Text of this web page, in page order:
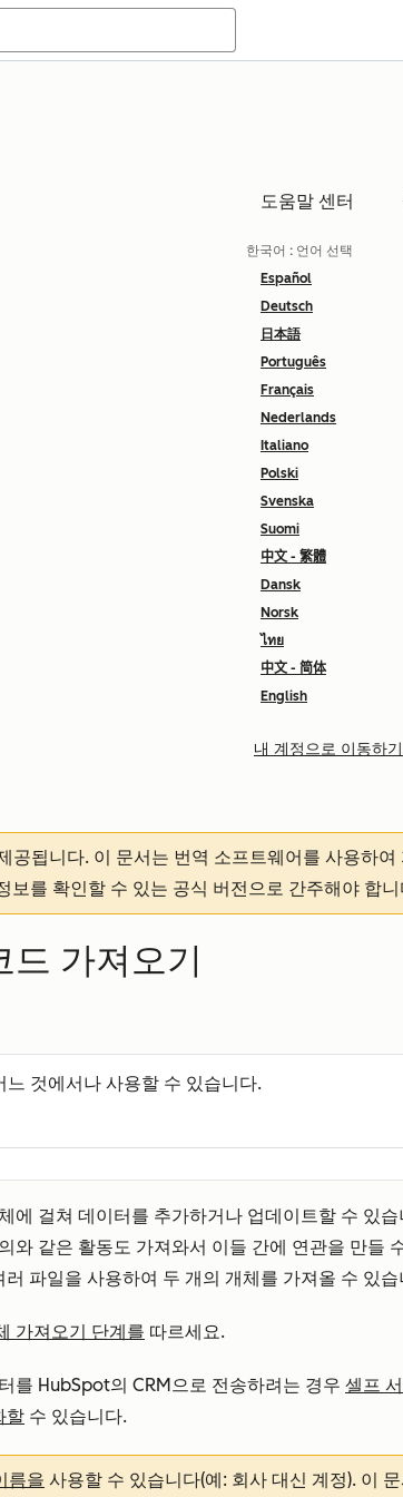
도움말 센터
한국어 : 언어 선택
Español
Deutsch
日本語
Português
Français
Nederlands
Italiano
Polski
Svenska
Suomi
中文 - 繁體
Dansk
Norsk
ไทย
中文 - 简体
English
내 계정으로 이동하기
공됩니다. 이 문서는 번역 소프트웨어를 사용하
보를 확인할 수 있는 공식 버전으로 간주해야 합
드 가져오기
느 것에서나 사용할 수 있습니다.
에 걸쳐 데이터를 추가하거나 업데이트할 수 있습
와 같은 활동도 가져와서 이들 간에 연관을 만들
파일을 사용하여 두 개의 개체를 가져올 수 있습
가져오기 단계를 따르세요.
를 HubSpot의 CRM으로 전송하려는 경우 셀프
할 수 있습니다.
름을 사용할 수 있습니다(예: 회사 대신 계정). 이 문